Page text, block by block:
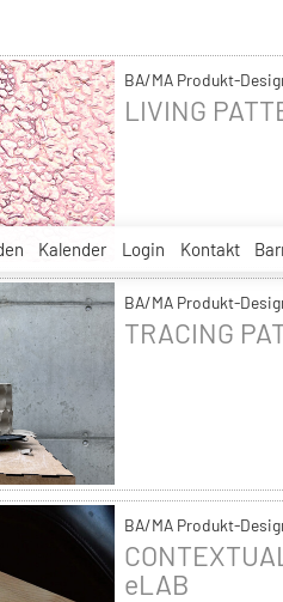
Kalender Login Kontakt
BA/MA Produkt-
LIVING
BA/MA Produkt-
TRACING
BA/MA Produkt-
eLAB